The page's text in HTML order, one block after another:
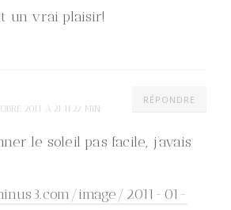
un vrai plaisir!
RÉPONDRE
2011 À 21 H 22 MIN
le soleil pas facile, j’avais
image/2011-01-